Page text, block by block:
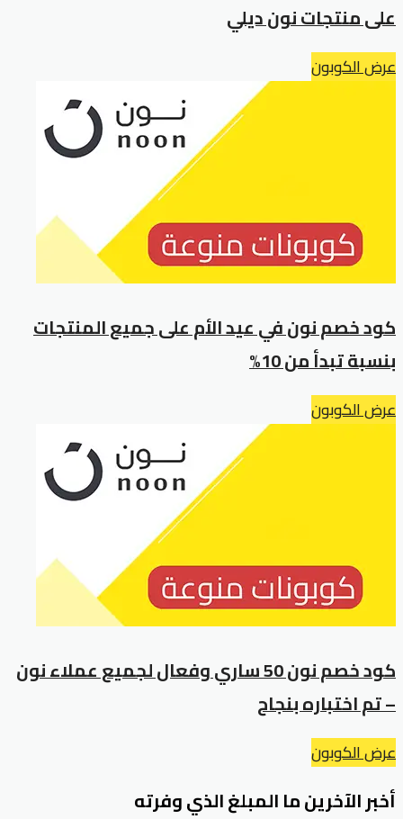
على منتجات نون ديلي
عرض الكوبون
كود خصم نون في عيد الأم على جميع المنتجات
بنسبة تبدأ من 10%
عرض الكوبون
كود خصم نون 50 ساري وفعال لجميع عملاء نون
– تم اختباره بنجاح
عرض الكوبون
أخبر الآخرين ما المبلغ الذي وفرته